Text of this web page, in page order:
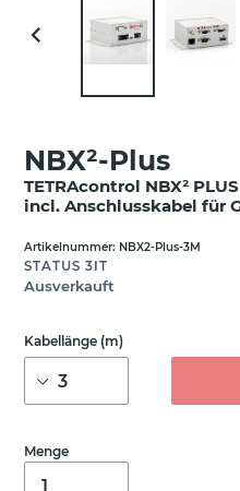
NBX²-Plus
TETRAcontrol NBX²
incl. Anschlusskabel für
Artikelnummer: NBX2-Plus-3M
VERKÄUFER
STATUS 3IT
Normaler Preis
Ausverkauft
Kabellänge (m)
Menge